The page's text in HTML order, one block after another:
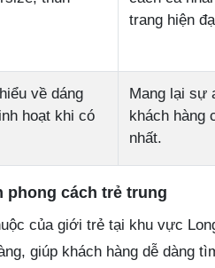
trang hiện
về dáng
hoạt khi có
Mang lại sự
khách hàng
nhất.
phong cách trẻ trung
của giới trẻ tại khu vực
giúp khách hàng dễ dàng